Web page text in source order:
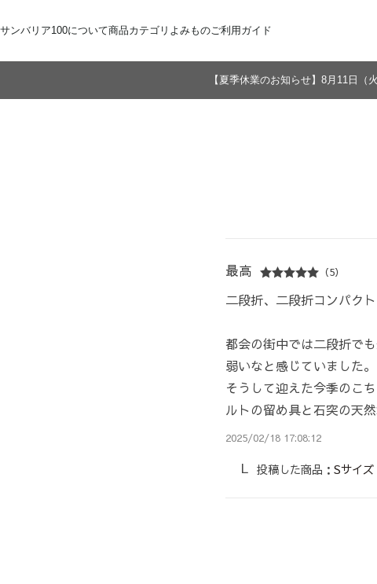
サンバリア100について商品カテゴリ よみものご利用ガイド
【夏季休業のお知らせ】8月11日
最高 （5）
二段折、二段折コンパクト
都会の街中では二段折で
弱いなと感じていました。
そうして迎えた今季のこ
ルトの留め具と石突の天
2025/02/18 17:08:12
投稿した商品： Sサイ